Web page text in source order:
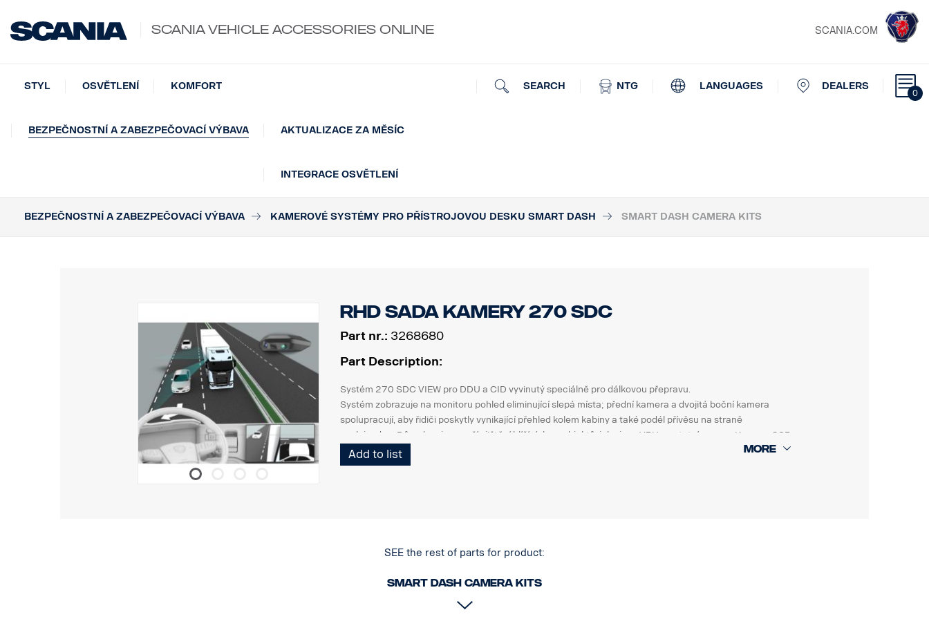
SCANIA VEHICLE ACCESSORIES ONLINE SCANIA.COM
0
SEARCH NTG LANGUAGES DEALERS
STYL OSVĚTLENÍ KOMFORT
BEZPEČNOSTNÍ A ZABEZPEČOVACÍ VÝBAVA AKTUALIZACE ZA MĚSÍC
INTEGRACE OSVĚTLENÍ
BEZPEČNOSTNÍ A ZABEZPEČOVACÍ VÝBAVA KAMEROVÉ SYSTÉMY PRO PŘÍSTROJOVOU DESKU SMART DASH SMART DASH CAMERA KITS
RHD Sada kamery 270 SDC
Part nr.: 3268680
Part Description:
Systém 270 SDC VIEW pro DDU a CID vyvinutý speciálně pro dálkovou přepravu.
Systém zobrazuje na monitoru pohled eliminující slepá místa; přední kamera a dvojitá boční kamera
spolupracují, aby řidiči poskytly vynikající přehled kolem kabiny a také podél přívěsu na straně
spolujezdce. Důvodem je snazší zjištění blížících se objektů, jako jsou VRU a ostatní provoz. Kamera GSR
může být zabudována do systému, aby umožnila zobrazení také při couvání.
Pokud je zapotřebí více kamer, lze přidat 10” monitor.
objektů, jako jsou automobily a autobusy.
ZÁZNAM DETEKCE VE VŠECH MOŽNÝCH ZÁBĚRECH KAMER
(volitelné, není součástí dodávky)
Add to list
SEE the rest of parts for product:
Smart dash camera kits